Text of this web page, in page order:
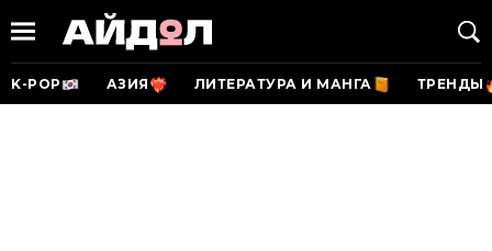
K-POP АЗИЯ ЛИТЕРАТУРА И МАНГА ТРЕНДЫ